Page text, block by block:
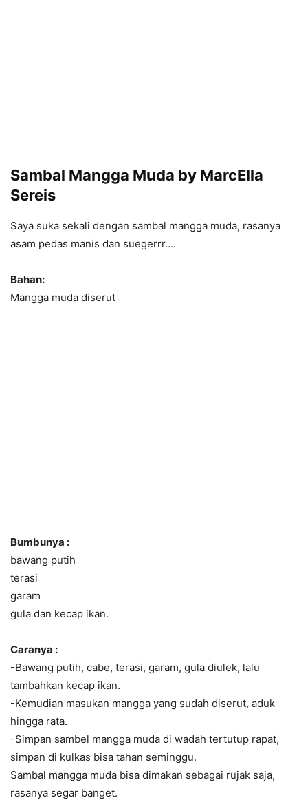
Sambal Mangga Muda by MarcElla
Sereis
Saya suka sekali dengan sambal mangga muda, rasanya
asam pedas manis dan suegerrr….
Bahan:
Mangga muda diserut
Bumbunya :
bawang putih
terasi
garam
gula dan kecap ikan.
Caranya :
-Bawang putih, cabe, terasi, garam, gula diulek, lalu
tambahkan kecap ikan.
-Kemudian masukan mangga yang sudah diserut, aduk
hingga rata.
-Simpan sambel mangga muda di wadah tertutup rapat,
simpan di kulkas bisa tahan seminggu.
Sambal mangga muda bisa dimakan sebagai rujak saja,
rasanya segar banget.